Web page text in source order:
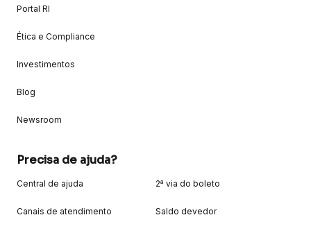
Portal RI
Ética e Compliance
Investimentos
Blog
Newsroom
Precisa de ajuda?
Central de ajuda
Canais de atendimento
2ª via do boleto
Saldo devedor